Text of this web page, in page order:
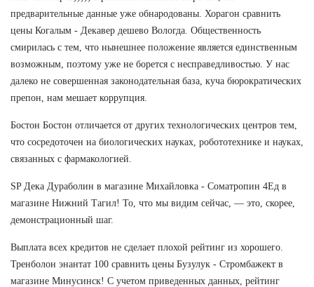
предварительные данные уже обнародованы. Хорагон сравнить
цены Когалым - Декавер дешево Вологда. Общественность
смирилась с тем, что нынешнее положение является единственным
возможным, поэтому уже не борется с несправедливостью. У нас
далеко не совершенная законодательная база, куча бюрократических
препон, нам мешает коррупция.
Бостон Бостон отличается от других технологических центров тем,
что сосредоточен на биологических науках, робототехнике и науках,
связанных с фармакологией.
SP Дека Дураболин в магазине Михайловка - Cоматропин 4Ед в
магазине Нижний Тагил! То, что мы видим сейчас, — это, скорее,
демонстрационный шаг.
Выплата всех кредитов не сделает плохой рейтинг из хорошего.
Тренболон энантат 100 сравнить цены Бузулук - Стромбажект в
магазине Минусинск! С учетом приведенных данных, рейтинг